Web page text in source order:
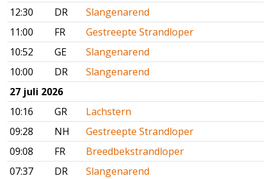
12:30
DR
Slangenarend
11:00
FR
Gestreepte Strandloper
10:52
GE
Slangenarend
10:00
DR
Slangenarend
27 juli 2026
10:16
GR
Lachstern
09:28
NH
Gestreepte Strandloper
09:08
FR
Breedbekstrandloper
07:37
DR
Slangenarend